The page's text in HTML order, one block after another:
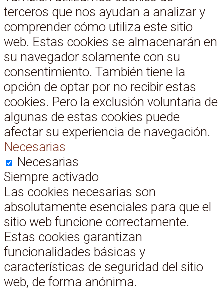
terceros que nos ayudan a analizar y
comprender cómo utiliza este sitio
web. Estas cookies se almacenarán en
su navegador solamente con su
consentimiento. También tiene la
opción de optar por no recibir estas
cookies. Pero la exclusión voluntaria de
algunas de estas cookies puede
afectar su experiencia de navegación.
Necesarias
Necesarias
Siempre activado
Las cookies necesarias son
absolutamente esenciales para que el
sitio web funcione correctamente.
Estas cookies garantizan
funcionalidades básicas y
características de seguridad del sitio
web, de forma anónima.